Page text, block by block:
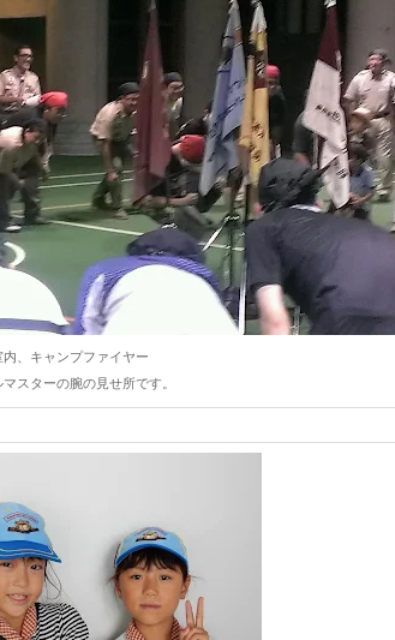
内、キャンプファイヤー
スターの腕の見せ所です。